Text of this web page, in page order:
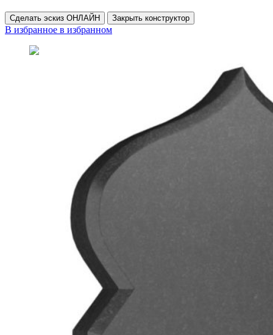
Сделать эскиз ОНЛАЙН Закрыть конструктор
В избранное в избранном